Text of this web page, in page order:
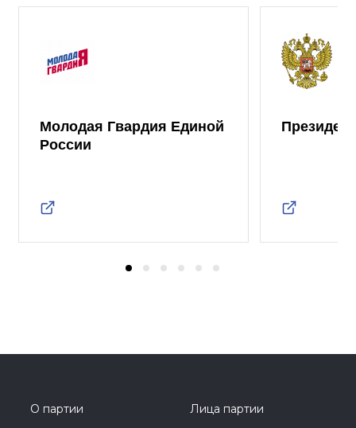
Молодая Гвардия Единой
России
О партии
Лица партии